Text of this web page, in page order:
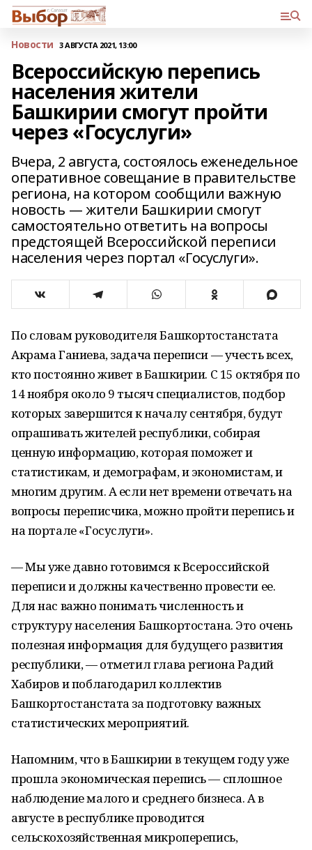
Новости 3 АВГУСТА 2021, 13:00
Всероссийскую перепись
населения жители
Башкирии смогут пройти
через «Госуслуги»
Вчера, 2 августа, состоялось еженедельное
оперативное совещание в правительстве
региона, на котором сообщили важную
новость — жители Башкирии смогут
самостоятельно ответить на вопросы
предстоящей Всероссийской переписи
населения через портал «Госуслуги».
По словам руководителя Башкортостанстата
Акрама Ганиева, задача переписи — учесть всех,
кто постоянно живет в Башкирии. С 15 октября по
14 ноября около 9 тысяч специалистов, подбор
которых завершится к началу сентября, будут
опрашивать жителей республики, собирая
ценную информацию, которая поможет и
статистикам, и демографам, и экономистам, и
многим другим. А если нет времени отвечать на
вопросы переписчика, можно пройти перепись и
на портале «Госуслуги».
— Мы уже давно готовимся к Всероссийской
переписи и должны качественно провести ее.
Для нас важно понимать численность и
структуру населения Башкортостана. Это очень
полезная информация для будущего развития
республики, — отметил глава региона Радий
Хабиров и поблагодарил коллектив
Башкортостанстата за подготовку важных
статистических мероприятий.
Напомним, что в Башкирии в текущем году уже
прошла экономическая перепись — сплошное
наблюдение малого и среднего бизнеса. А в
августе в республике проводится
сельскохозяйственная микроперепись,